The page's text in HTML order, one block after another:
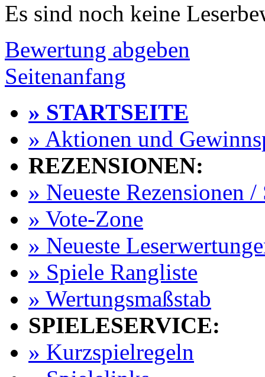
Es sind noch keine
Bewertung abgeben
Seitenanfang
» STARTSEITE
» Aktionen und
REZENSIONEN:
» Neueste Rezensionen /
» Vote-Zone
» Neueste
» Spiele Rangliste
» Wertungsmaßstab
SPIELESERVICE:
» Kurzspielregeln